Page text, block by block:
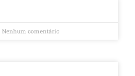
Nenhum comentário